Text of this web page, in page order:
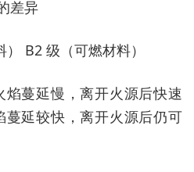
差异
B2 级（可燃材料）
蔓延慢，离开火源后快速
延较快，离开火源后仍可